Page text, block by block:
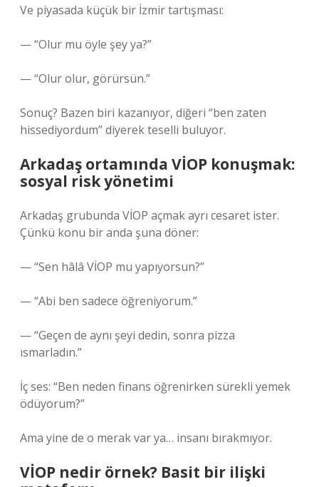
Ve piyasada küçük bir İzmir tartışması:
— “Olur mu öyle şey ya?”
— “Olur olur, görürsün.”
Sonuç? Bazen biri kazanıyor, diğeri “ben zaten
hissediyordum” diyerek teselli buluyor.
Arkadaş ortamında VİOP konuşmak:
sosyal risk yönetimi
Arkadaş grubunda VİOP açmak ayrı cesaret ister.
Çünkü konu bir anda şuna döner:
— “Sen hâlâ VİOP mu yapıyorsun?”
— “Abi ben sadece öğreniyorum.”
— “Geçen de aynı şeyi dedin, sonra pizza
ısmarladın.”
İç ses: “Ben neden finans öğrenirken sürekli yemek
ödüyorum?”
Ama yine de o merak var ya… insanı bırakmıyor.
VİOP nedir örnek? Basit bir ilişki